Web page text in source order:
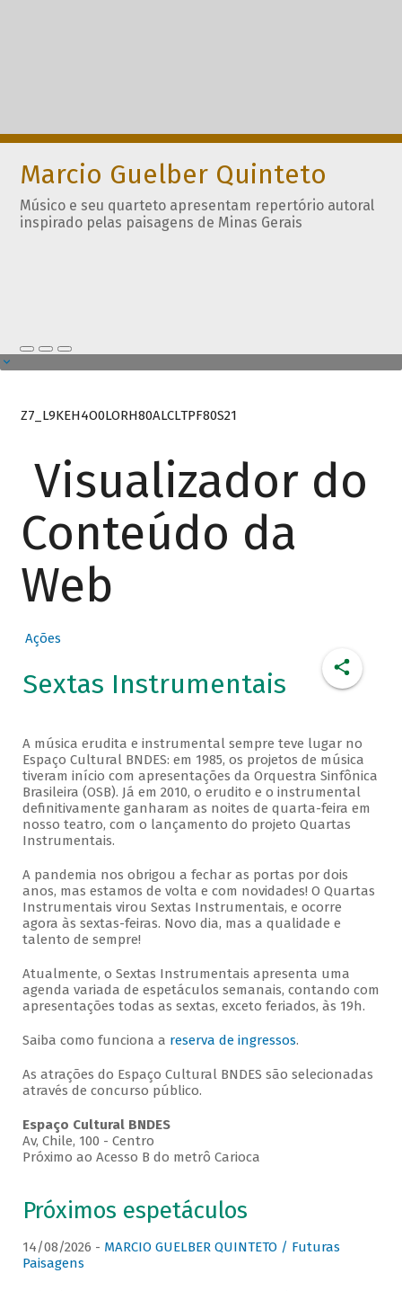
Marcio Guelber Quinteto
Músico e seu quarteto apresentam repertório autoral
inspirado pelas paisagens de Minas Gerais
Z7_L9KEH4O0LORH80ALCLTPF80S21
Visualizador do
Conteúdo da
Web
Ações
Sextas Instrumentais
A música erudita e instrumental sempre teve lugar no
Espaço Cultural BNDES: em 1985, os projetos de música
tiveram início com apresentações da Orquestra Sinfônica
Brasileira (OSB). Já em 2010, o erudito e o instrumental
definitivamente ganharam as noites de quarta-feira em
nosso teatro, com o lançamento do projeto Quartas
Instrumentais.
A pandemia nos obrigou a fechar as portas por dois
anos, mas estamos de volta e com novidades! O Quartas
Instrumentais virou Sextas Instrumentais, e ocorre
agora às sextas-feiras. Novo dia, mas a qualidade e
talento de sempre!
Atualmente, o Sextas Instrumentais apresenta uma
agenda variada de espetáculos semanais, contando com
apresentações todas as sextas, exceto feriados, às 19h.
Saiba como funciona a reserva de ingressos.
As atrações do Espaço Cultural BNDES são selecionadas
através de concurso público.
Espaço Cultural BNDES
Av, Chile, 100 - Centro
Próximo ao Acesso B do metrô Carioca
Próximos espetáculos
14/08/2026 - MARCIO GUELBER QUINTETO / Futuras
Paisagens